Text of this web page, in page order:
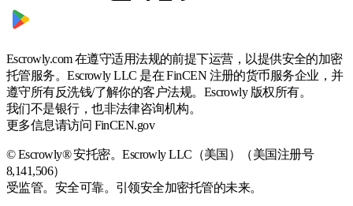
Escrowly.com 在遵守适用法规的前提下运营，以提供安全的加密
托管服务。Escrowly LLC 是在 FinCEN 注册的货币服务企业，并
遵守所有反洗钱/了解你的客户法规。Escrowly 版权所有。
我们不是银行，也非法律咨询机构。
更多信息请访问 FinCEN.gov
© Escrowly® 安托密。Escrowly LLC（美国）（美国注册号
8,141,506）
受监管。安全可靠。引领安全加密托管的未来。